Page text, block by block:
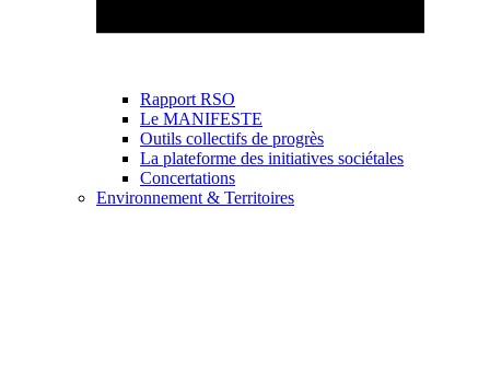
Rapport RSO
Le MANIFESTE
Outils collectifs de progrès
La plateforme des initiatives sociétales
Concertations
Environnement & Territoires